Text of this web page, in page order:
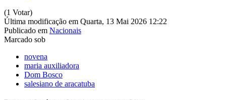
(1 Votar)
Última modificação em Quarta, 13 Mai 2026 12:22
Publicado em Nacionais
Marcado sob
novena
maria auxiliadora
Dom Bosco
salesiano de aracatuba